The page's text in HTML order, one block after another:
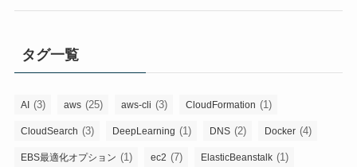
タグ一覧
AI (3) aws (25) aws-cli (3) CloudFormation (1)
CloudSearch (3) DeepLearning (1) DNS (2) Docker (4)
EBS最適化オプション (1) ec2 (7) ElasticBeanstalk (1)